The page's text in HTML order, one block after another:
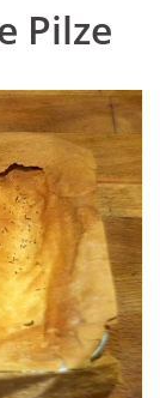
Pilze